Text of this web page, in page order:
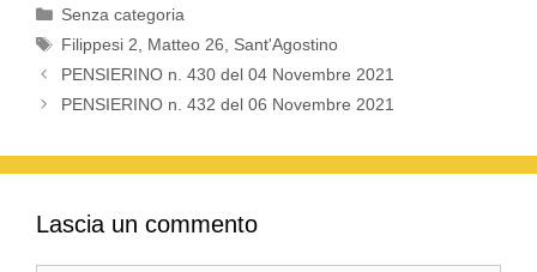
Categorie
Senza categoria
Tag
Filippesi 2, Matteo 26, Sant'Agostino
PENSIERINO n. 430 del 04 Novembre 2021
PENSIERINO n. 432 del 06 Novembre 2021
Lascia un commento